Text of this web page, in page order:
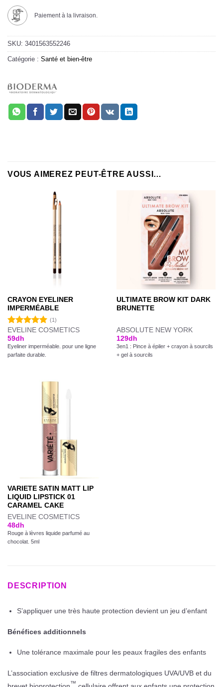
Paiement à la livraison.
SKU: 3401563552246
Catégorie : Santé et bien-être
VOUS AIMEREZ PEUT-ÊTRE AUSSI…
CRAYON EYELINER
IMPERMÉABLE
Note5.00
sur 5
(1)
EVELINE COSMETICS
59dh
Eyeliner imperméable. pour une ligne
parfaite durable.
ULTIMATE BROW KIT DARK
BRUNETTE
ABSOLUTE NEW YORK
129dh
3en1 : Pince à épiler + crayon à sourcils
+ gel à sourcils
VARIETE SATIN MATT LIP
LIQUID LIPSTICK 01
CARAMEL CAKE
EVELINE COSMETICS
48dh
Rouge à lèvres liquide parfumé au
chocolat. 5ml
DESCRIPTION
S’appliquer une très haute protection devient un jeu d’enfant
Bénéfices additionnels
Une tolérance maximale pour les peaux fragiles des enfants
L’association exclusive de filtres dermatologiques UVA/UVB et du
™